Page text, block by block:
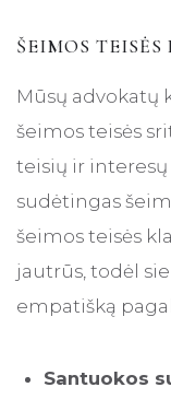
ŠEIMOS TEISĖS
Mūsų advokatų
šeimos teisės
teisių ir
sudėtingas
šeimos teisės
jautrūs, todėl
empatišką
Santuokos